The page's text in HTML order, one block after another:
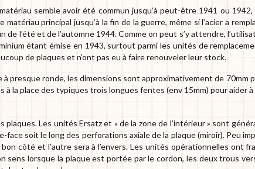
semble avoir été commun jusqu’à peut-être 1941 ou 1942,
principal jusqu’à la fin de la guerre, même si l’acier a
de l’été et de l’automne 1944. Comme on peut s’y attendre,
étant émise en 1943, surtout parmi les unités de
de plaques et n’ont pas eu à faire renouveler leur stock.
presque ronde, les dimensions sont approximativement de 70mm
la place des typiques trois longues fentes (env 15mm) pour aider à
plaques. Les unités Ersatz et « de la zone de l’intérieur » sont
face soit le long des perforations axiale de la plaque (miroir). Peu
côté et l’autre sera à l’envers. Les unités opérationnelles ont
sens lorsque la plaque est portée par le cordon, les deux trous